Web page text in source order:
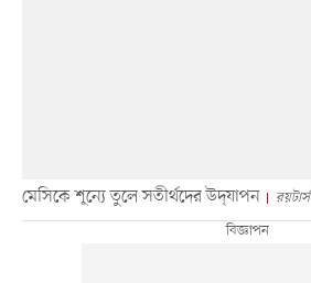
মেসিকে শূন্যে তুলে সতীর্থদের উদ্‌যাপন রয়টার্স